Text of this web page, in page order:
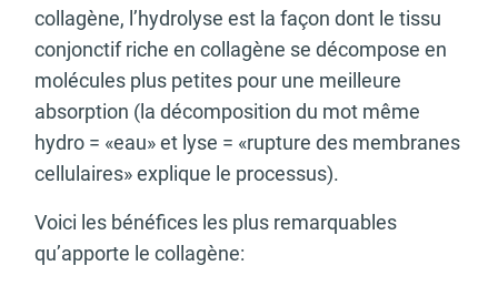
collagène, l’hydrolyse est la façon dont le tissu
conjonctif riche en collagène se décompose en
molécules plus petites pour une meilleure
absorption (la décomposition du mot même
hydro = «eau» et lyse = «rupture des membranes
cellulaires» explique le processus).
Voici les bénéfices les plus remarquables
qu’apporte le collagène: